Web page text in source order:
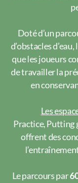
Doté d’un
d’obstacles
que les joueurs
de travailler la
en
Les
Practice, Putting
offrent des
Le parcours par